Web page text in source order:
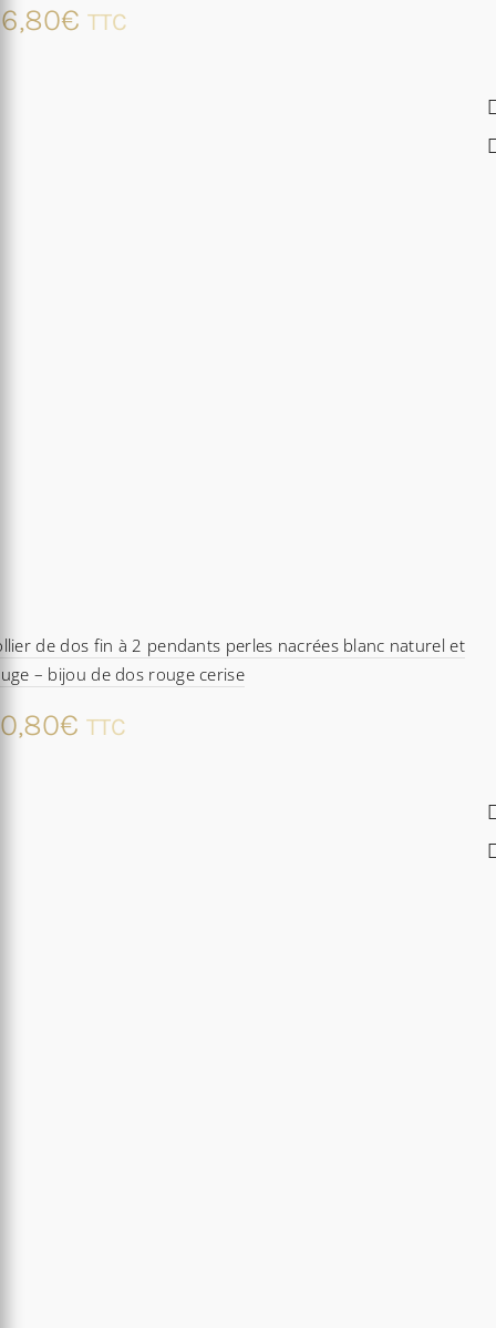
€ TTC
de dos fin à 2 pendants perles nacrées blanc naturel et
– bijou de dos rouge cerise
€ TTC